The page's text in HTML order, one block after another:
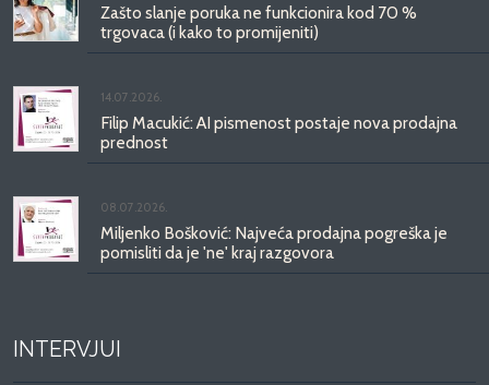
Zašto slanje poruka ne funkcionira kod 70 %
trgovaca (i kako to promijeniti)
14.07.2026.
Filip Macukić: AI pismenost postaje nova prodajna
prednost
08.07.2026.
Miljenko Bošković: Najveća prodajna pogreška je
pomisliti da je 'ne' kraj razgovora
INTERVJUI